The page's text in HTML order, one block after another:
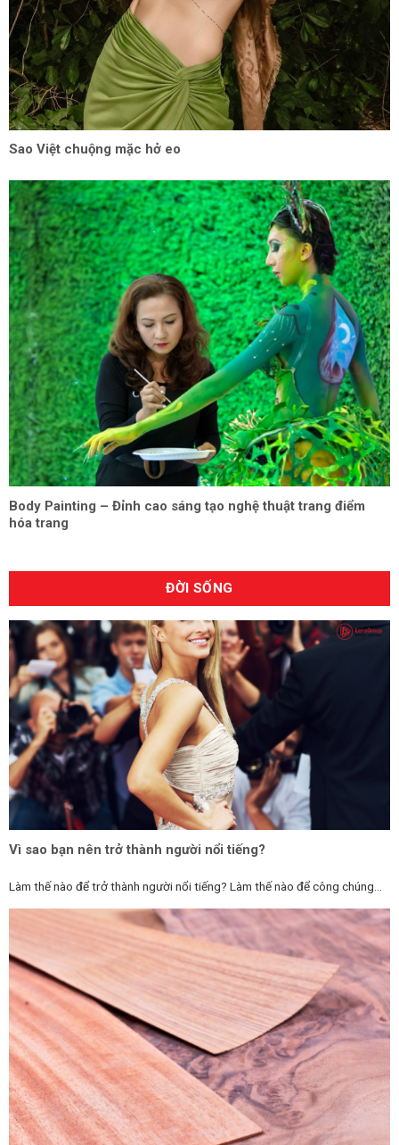
Sao Việt chuộng mặc hở eo
Body Painting – Đỉnh cao sáng tạo nghệ thuật trang điểm
hóa trang
ĐỜI SỐNG
Vì sao bạn nên trở thành người nổi tiếng?
Làm thế nào để trở thành người nổi tiếng? Làm thế nào để công chúng...